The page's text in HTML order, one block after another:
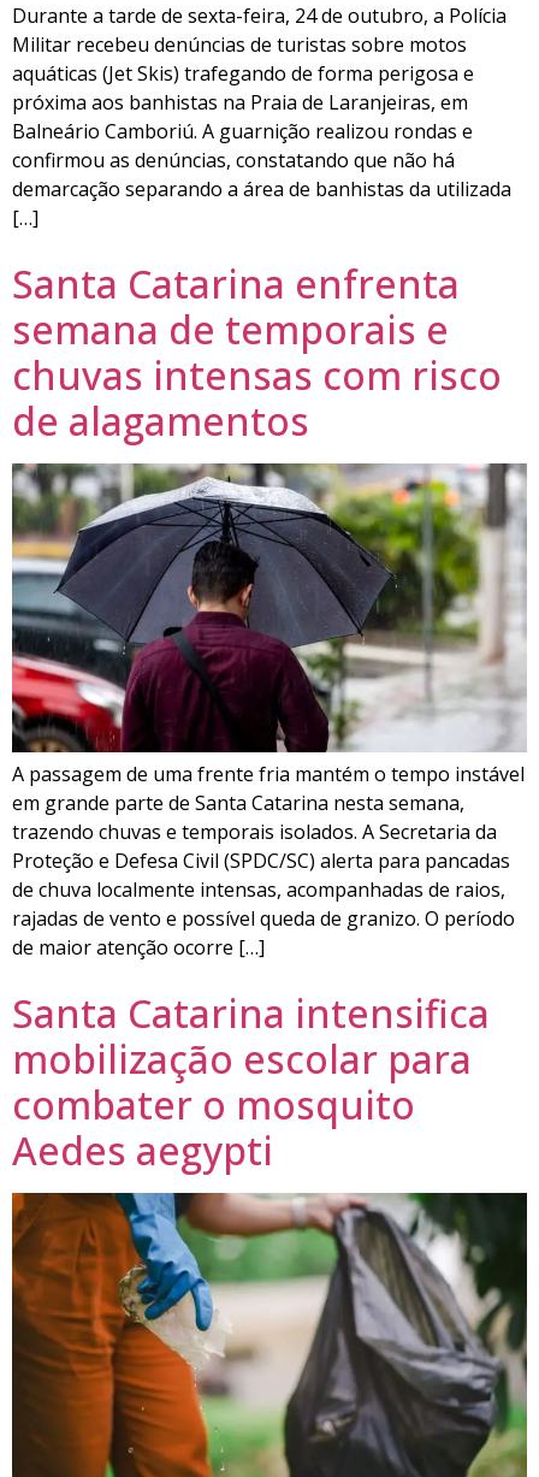
Durante a tarde de sexta-feira, 24 de outubro, a Polícia
Militar recebeu denúncias de turistas sobre motos
aquáticas (Jet Skis) trafegando de forma perigosa e
próxima aos banhistas na Praia de Laranjeiras, em
Balneário Camboriú. A guarnição realizou rondas e
confirmou as denúncias, constatando que não há
demarcação separando a área de banhistas da utilizada
[…]
Santa Catarina enfrenta
semana de temporais e
chuvas intensas com risco
de alagamentos
A passagem de uma frente fria mantém o tempo instável
em grande parte de Santa Catarina nesta semana,
trazendo chuvas e temporais isolados. A Secretaria da
Proteção e Defesa Civil (SPDC/SC) alerta para pancadas
de chuva localmente intensas, acompanhadas de raios,
rajadas de vento e possível queda de granizo. O período
de maior atenção ocorre […]
Santa Catarina intensifica
mobilização escolar para
combater o mosquito
Aedes aegypti